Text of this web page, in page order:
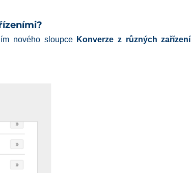
nového sloupce Konverze z různých zařízení